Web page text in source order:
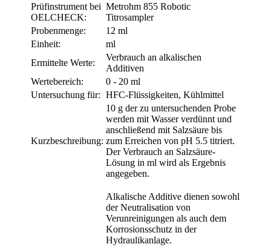
Prüfinstrument bei
OELCHECK:
Metrohm 855 Robotic
Titrosampler
Probenmenge:
12 ml
Einheit:
ml
Ermittelte Werte:
Verbrauch an alkalischen
Additiven
Wertebereich:
0 - 20 ml
Untersuchung für: HFC-Flüssigkeiten, Kühlmittel
Kurzbeschreibung:
10 g der zu untersuchenden Probe
werden mit Wasser verdünnt und
anschließend mit Salzsäure bis
zum Erreichen von pH 5.5 titriert.
Der Verbrauch an Salzsäure-
Lösung in ml wird als Ergebnis
angegeben.
Alkalische Additive dienen sowohl
der Neutralisation von
Verunreinigungen als auch dem
Korrosionsschutz in der
Hydraulikanlage.